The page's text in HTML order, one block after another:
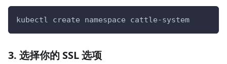
kubectl create namespace cattle-system
3. 选择你的 SSL 选项